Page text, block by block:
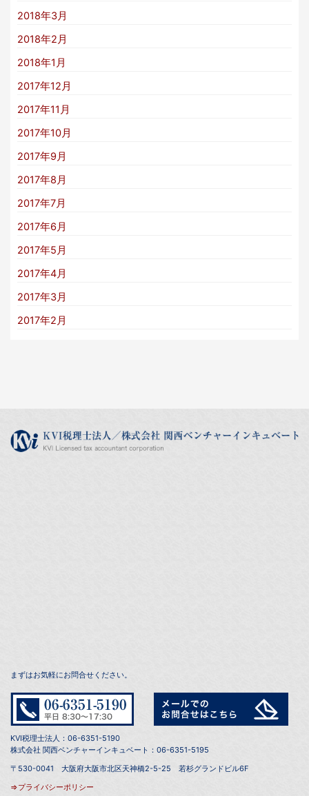
2018年3月
2018年2月
2018年1月
2017年12月
2017年11月
2017年10月
2017年9月
2017年8月
2017年7月
2017年6月
2017年5月
2017年4月
2017年3月
2017年2月
まずはお気軽にお問合せください。
KVI税理士法人：06-6351-5190
株式会社 関西ベンチャーインキュベート：06-6351-5195
〒530-0041 大阪府大阪市北区天神橋2-5-25 若杉グランドビル6F
⇒プライバシーポリシー